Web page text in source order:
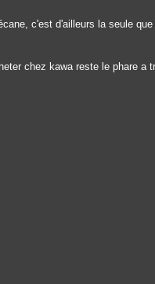
c'est d'ailleurs la seule
chez kawa reste le phare a